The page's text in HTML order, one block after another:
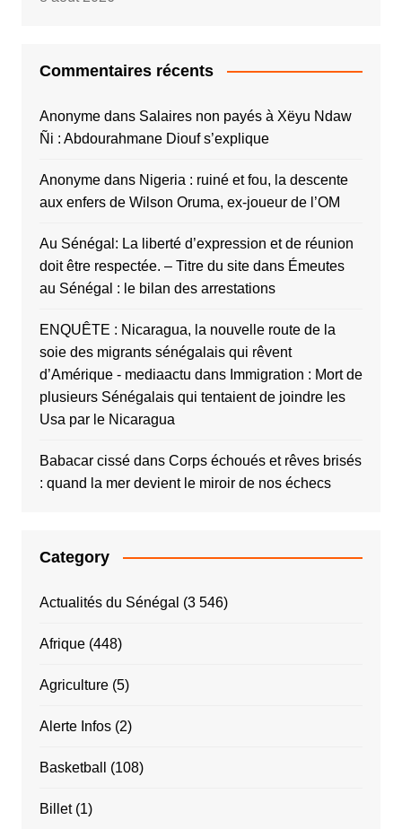
Commentaires récents
Anonymedans Salaires non payés à Xëyu Ndaw
Ñi : Abdourahmane Diouf s’explique
Anonymedans Nigeria : ruiné et fou, la descente
aux enfers de Wilson Oruma, ex-joueur de l’OM
Au Sénégal: La liberté d’expression et de réunion
doit être respectée. – Titre du sitedans Émeutes
au Sénégal : le bilan des arrestations
ENQUÊTE : Nicaragua, la nouvelle route de la
soie des migrants sénégalais qui rêvent
d’Amérique - mediaactu dans Immigration : Mort de
plusieurs Sénégalais qui tentaient de joindre les
Usa par le Nicaragua
Babacar cissédans Corps échoués et rêves brisés
: quand la mer devient le miroir de nos échecs
Category
Actualités du Sénégal (3 546)
Afrique(448)
Agriculture(5)
Alerte Infos(2)
Basketball (108)
Billet(1)